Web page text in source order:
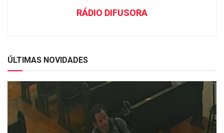
RÁDIO DIFUSORA
ÚLTIMAS NOVIDADES